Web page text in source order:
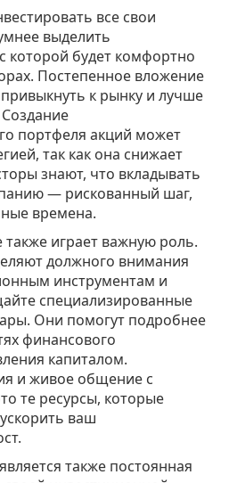
все свои
выделить
которой будет комфортно
Постепенное вложение
к рынку и лучше
портфеля акций может
так как она снижает
знают, что вкладывать
— рискованный шаг,
времена.
также играет важную роль.
должного внимания
инструментам и
специализированные
Они помогут подробнее
финансового
капиталом.
и живое общение с
те ресурсы, которые
ваш
также постоянная